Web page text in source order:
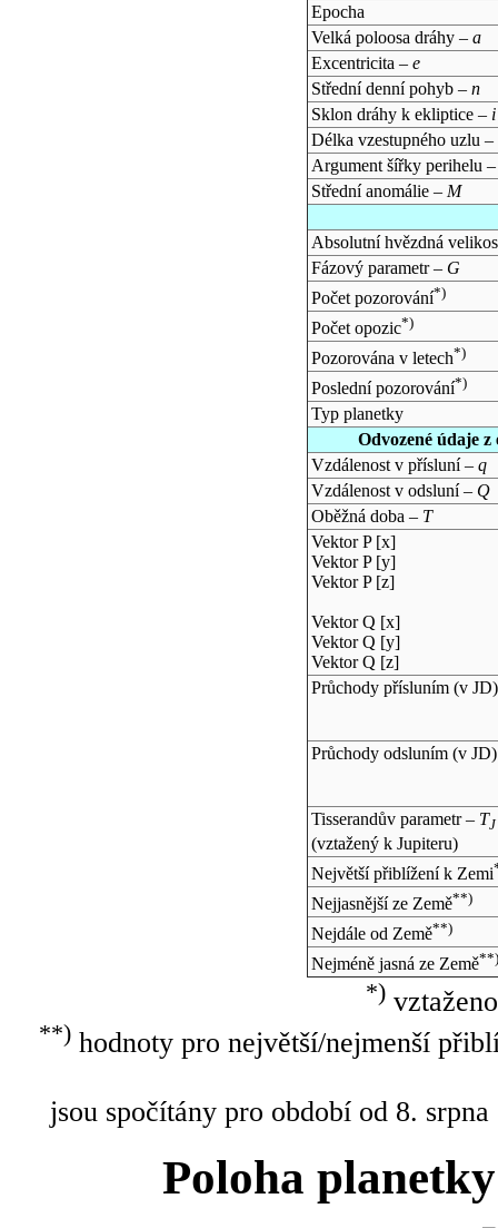
Epocha
Velká poloosa dráhy – a
Excentricita – e
Střední denní pohyb – n
Sklon dráhy k ekliptice – i
Délka vzestupného uzlu –
Argument šířky perihelu
Střední anomálie – M
Absolutní hvězdná
Fázový parametr – G
Počet pozorování*)
Počet opozic*)
Pozorována v letech*)
Poslední pozorování*)
Typ planetky
Odvozené údaje
Vzdálenost v přísluní – q
Vzdálenost v odsluní – Q
Oběžná doba – T
Vektor P [x]
Vektor P [y]
Vektor P [z]
Vektor Q [x]
Vektor Q [y]
Vektor Q [z]
Průchody přísluním (v JD)
Průchody odsluním (v JD)
Tisserandův parametr – TJ
(vztažený k Jupiteru)
Největší přiblížení k Zemi
Nejjasnější ze Země**)
Nejdále od Země**)
Nejméně jasná ze Země**)
*)
**)hodnoty pro největší/nejmenší
jsou spočítány pro období od 8.
Poloha